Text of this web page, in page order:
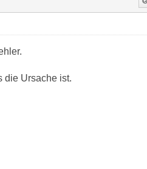
die Ursache ist.